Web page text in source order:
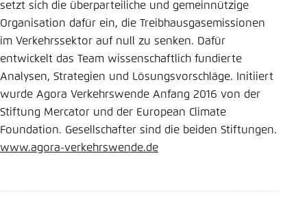
setzt sich die überparteiliche und gemeinnützige
Organisation dafür ein, die Treibhausgasemissionen
im Verkehrssektor auf null zu senken. Dafür
entwickelt das Team wissenschaftlich fundierte
Analysen, Strategien und Lösungsvorschläge. Initiiert
wurde Agora Verkehrswende Anfang 2016 von der
Stiftung Mercator und der European Climate
Foundation. Gesellschafter sind die beiden Stiftungen.
www.agora-verkehrswende.de